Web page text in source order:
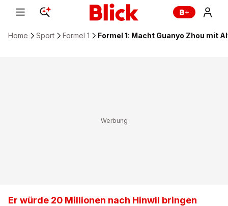
Home Sport Formel 1 Formel 1: Macht Guanyo Zhou mit
Er würde 20 Millionen nach Hinwil bringen